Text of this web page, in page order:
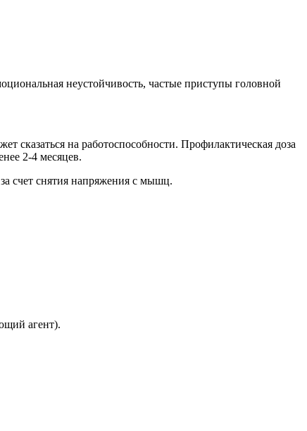
неустойчивость, частые приступы головной
сказаться на работоспособности. Профилактическая доза
2-4 месяцев.
счет снятия напряжения с мышц.
агент).